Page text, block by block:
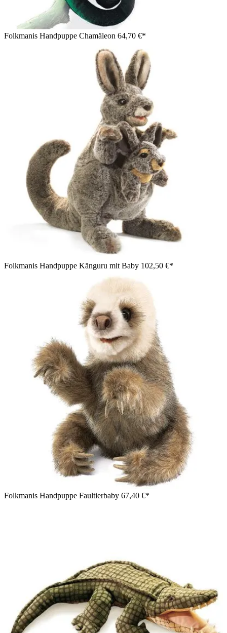
Folkmanis Handpuppe Chamäleon 64,70 €*
Folkmanis Handpuppe Känguru mit Baby 102,50 €*
Folkmanis Handpuppe Faultierbaby 67,40 €*